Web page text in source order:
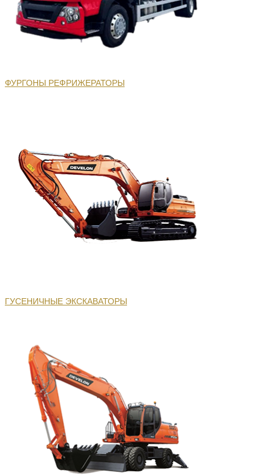
ФУРГОНЫ РЕФРИЖЕРАТОРЫ
ГУСЕНИЧНЫЕ ЭКСКАВАТОРЫ